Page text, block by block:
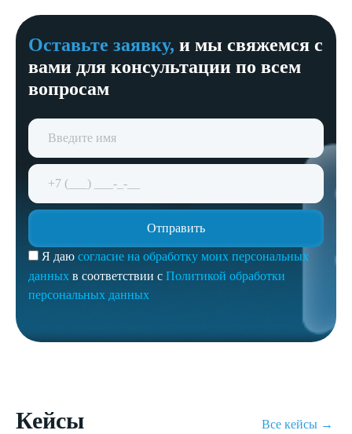
Оставьте заявку, и мы свяжемся с
вами для консультации по всем
вопросам
Я даю согласие на обработку моих персональных
данных в соответствии с Политикой обработки
персональных данных
Кейсы Все кейсы →